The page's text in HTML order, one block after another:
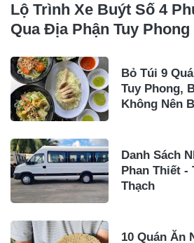
Lộ Trình Xe Buýt Số 4
Qua Địa Phận Tuy Phong
Bỏ Túi 9
Tuy Phong,
Không Nên
Danh Sách
Phan Thiết -
Thạch
10 Quán Ăn